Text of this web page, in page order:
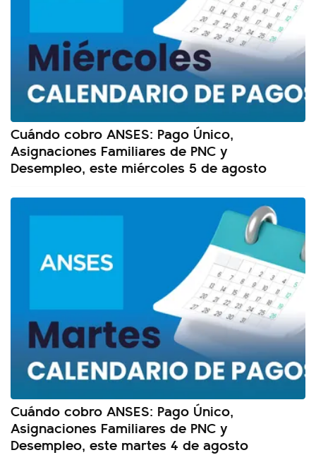
Cuándo cobro ANSES: Pago Único,
Asignaciones Familiares de PNC y
Desempleo, este miércoles 5 de agosto
Cuándo cobro ANSES: Pago Único,
Asignaciones Familiares de PNC y
Desempleo, este martes 4 de agosto